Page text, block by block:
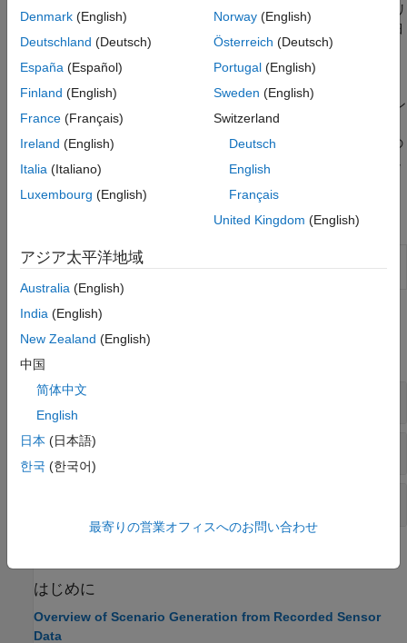
用して記録された実環境データから、自動的にバーチャル シナリ
オを作成して可視化するためのツールが用意されています。詳細
については、Overview of Scenario Generation from Recorded
Sensor Dataを参照してください。
記録したセンサー データからシナリオを生成するには、アドオン
エクスプローラーから
Scenario Builder for Automated Driving
Toolboxサポート パッケージをダウンロードします。アドオンの
ダウンロードの詳細については、
アドオンの取得と管理
を参照し
てください。
走行ログ ア
Import, visualize, and synchronize real-world
関数
センサー データの処理
シーンの生成
はじめに
Overview of Scenario Generation from Recorded Sensor
Data
Denmark (English)
Deutschland (Deutsch)
España (Español)
Finland (English)
France (Français)
Ireland (English)
Italia (Italiano)
Luxembourg (English)
Norway(English)
Österreich (Deutsch)
Portugal(English)
Sweden (English)
Switzerland
Deutsch
English
Français
United Kingdom (English)
アジア太平洋地域
Australia (English)
India (English)
New Zealand (English)
中国
简体中文
English
日本 (日本語)
한국 (한국어)
最寄りの営業オフィスへのお問い合わせ